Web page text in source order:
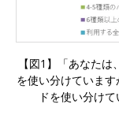
【図1】「あなた
を使い分けていま
ドを使い分け